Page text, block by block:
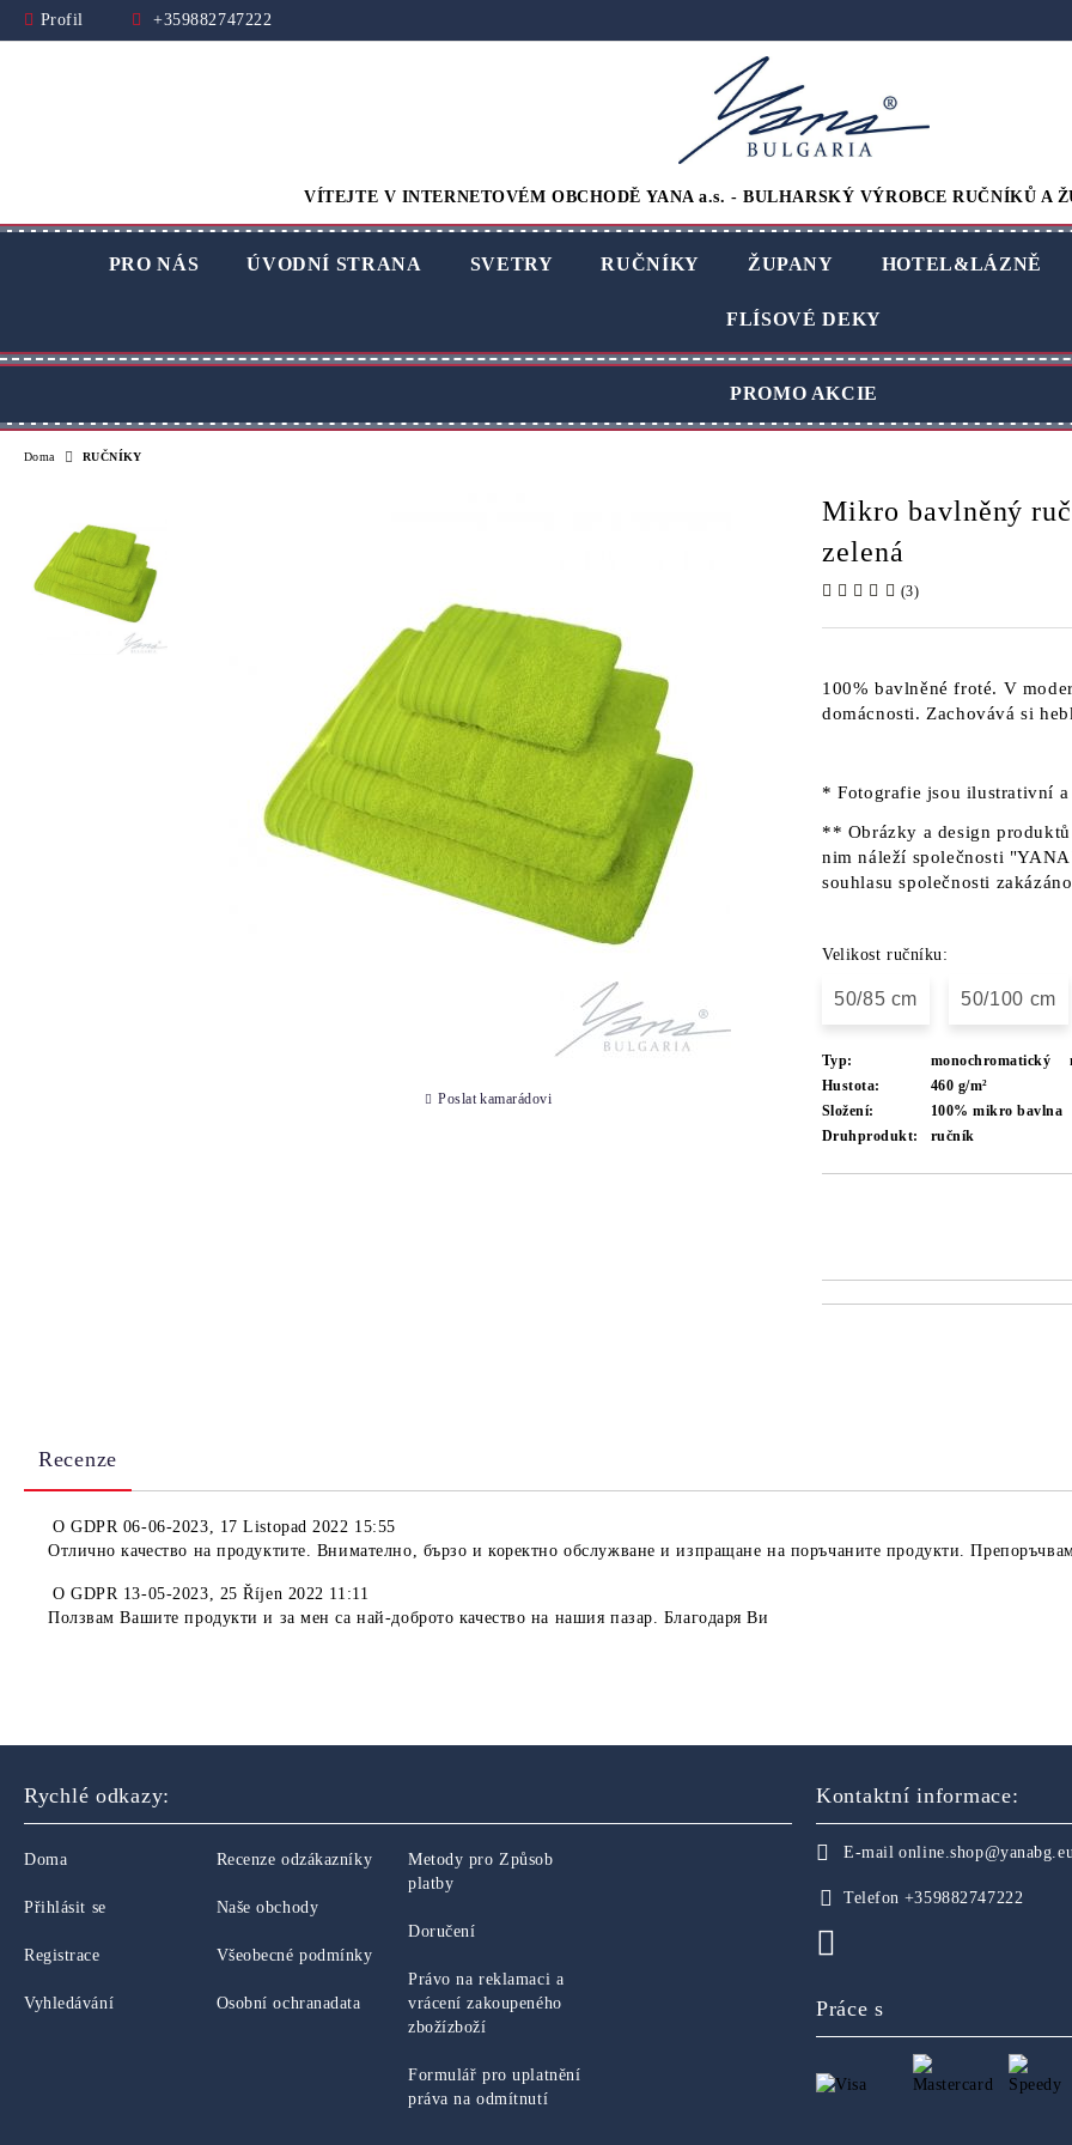
Profil +359882747222
VÍTEJTE V INTERNETOVÉM OBCHODĚ YANA a.s. - BULHARSKÝ VÝROBCE RUČNÍKŮ A
PRO NÁS ÚVODNÍ STRANA SVETRY RUČNÍKY ŽUPANY HOTEL&LÁZNĚ
FLÍSOVÉ DEKY
PROMO AKCIE
Doma RUČNÍKY
Mikro bavlněný
zelená
(3)
100% bavlněné froté. V
domácnosti. Zachovává si
* Fotografie jsou ilustrativní
** Obrázky a design
nim náleží společnosti
souhlasu společnosti
Velikost ručníku:
50/85 cm 50/100 cm
Typ: monochromatický
Hustota:
460 g/m²
Složení:
100% mikro bavlna
Druhprodukt:
ručník
Poslat kamarádovi
Recenze
OGDPR 06-06-2023, 17 Listopad 2022 15:55
Отлично качество на продуктите. Внимателно, бързо и коректно обслужване и изпращане на поръчаните продукти.
OGDPR 13-05-2023, 25 Říjen 2022 11:11
Ползвам Вашите продукти и за мен са най-доброто качество на нашия пазар. Благодаря Ви
Rychlé odkazy:
Doma
Přihlásit se
Registrace
Vyhledávání
Recenze odzákazníky
Naše obchody
Všeobecné podmínky
Osobní ochranadata
Metody pro Způsob
platby
Doručení
Právo na reklamaci a
vrácení zakoupeného
zbožízboží
Formulář pro uplatnění
práva na odmítnutí
Kontaktní informace:
E-mail
Telefon +359882747222
Práce s